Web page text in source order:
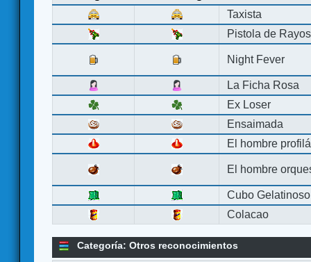
Taxista
Pistola de Rayos
Night Fever
La Ficha Rosa
Ex Loser
Ensaimada
El hombre
El hombre
Cubo Gelatinoso
Colacao
Categoría: Otros reconocimientos